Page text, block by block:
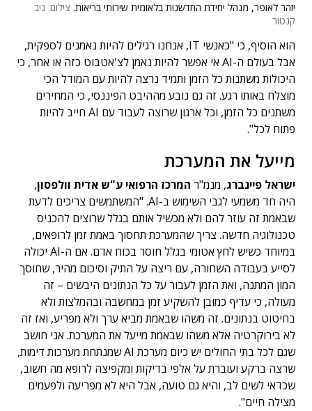
יזהר לאופר, מנהל יחידת החדשנות בלאומית שירותי בריאות. צילום: ניב
קנטור
הוא הוסיף, כי "כאנשי IT, אנחנו רגילים להיות נאמנים לספקית,
אבל בעולם ה-AI אי אפשר להיות נאמן לצ'אטבוט כזה או אחר, כי
היכולות משתנות כל הזמן ותמיד נרצה להיות עם המודל הכי
מוצלח באותו רגע. זה גם נובע מההיבט הפיננסי, כי המחירים
משתנים כל הזמן, וכל ארגון שרוצה לעבוד עם AI חייב להיות
פתוח לכל".
מייעל את המערכת
ישראל פיינברג, מנמ"ר המרכז הרפואי ע"ש אדית וולפסון,
היה חד משמעי לגבי השימוש ב-AI. "המשתמשים צריכים לדעת
שבאמת זה עוזר להם ולא מכשיל אותם בגלל שרוצים להכניס
טכנולוגיה חדשה. צריך שהמערכת תחסוך באמת זמן לרופאים,
במיוחד כשיש לחץ אטומי בגלל חוסר בכוח אדם. אם ה-AI יכולה
לסייע בעבודה השחורה, עם ריצה על התיק וסיכום מהיר, שחוסך
המון המתנה, ואת הזמן לעבור על כל הנתונים היבשים – זה
מעולה, כי עדיף כמובן להשקיע זמן במחשבה ובהמלצות ולא
בחיטוט בנתונים. זה משהו שבאמת מביא ערך ולא מפריע, ואז זה
לא בירוקרטיה אלא משהו שבאמת מייעל את המערכת. אני חושב
שגם לכל בתי החולים יש כיום מערכת AI שמנתחת מערכות דימות,
שרצה ברקע ועוברת על אלפי בדיקות ומקפיצה לרופא מה חשוב,
שכדאי לשים לב, והיא גם טועה, אבל היא לא מפריעה ולפעמים
מצילה חיים".